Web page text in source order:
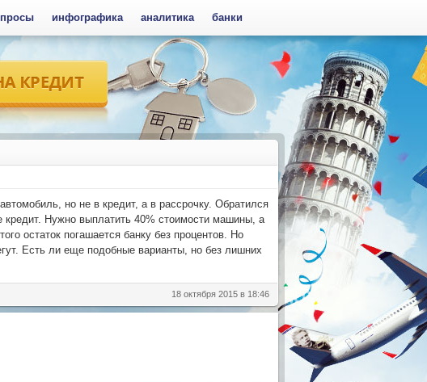
но не в кредит, а в рассрочку. Обратился
кредит. Нужно выплатить 40% стоимости машины, а
остаток погашается банку без процентов. Но
Есть ли еще подобные варианты, но без лишних
18 октября 2015 в 18:46
инфографика аналитика банки